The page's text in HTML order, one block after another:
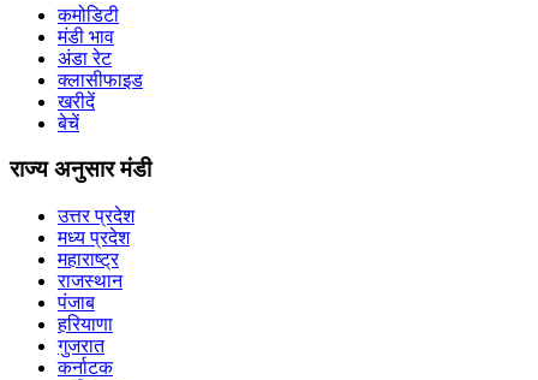
कमोडिटी
मंडी भाव
अंडा रेट
क्लासीफाइड
खरीदें
बेचें
राज्य अनुसार मंडी
उत्तर प्रदेश
मध्य प्रदेश
महाराष्ट्र
राजस्थान
पंजाब
हरियाणा
गुजरात
कर्नाटक